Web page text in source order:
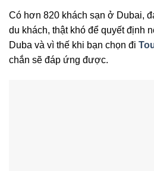
Có hơn 820 khách sạn ở Dubai,
du khách, thật khó để quyết định
Duba và vì thế khi bạn chọn đi
chắn sẽ đáp ứng được.